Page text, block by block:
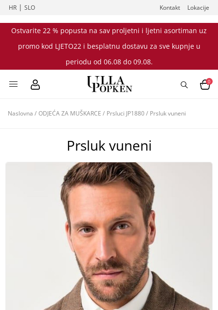
HR |SLO Kontakt Lokacije
Ostvarite 22 % popusta na sav proljetni i ljetni asortiman uz
promo kod LJETO22 i besplatnu dostavu za sve kupnje u
periodu od 06.08 do 09.08.
0
Naslovna / ODJEĆA ZA MUŠKARCE / Prsluci JP1880/ Prsluk vuneni
Prsluk vuneni